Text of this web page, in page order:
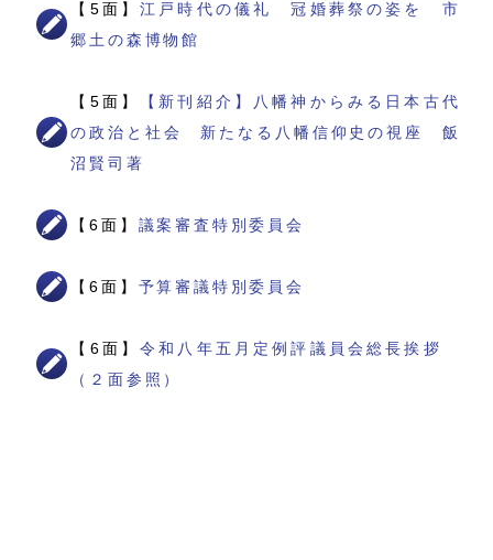
【5面】江戸時代の儀礼 冠婚葬祭の姿を 市
郷土の森博物館
【5面】
【新刊紹介】八幡神からみる日本古代
の政治と社会 新たなる八幡信仰史の視座 飯
沼賢司著
【6面】 議案審査特別委員会
【6面】 予算審議特別委員会
【6面】令和八年五月定例評議員会総長挨拶
（２面参照）